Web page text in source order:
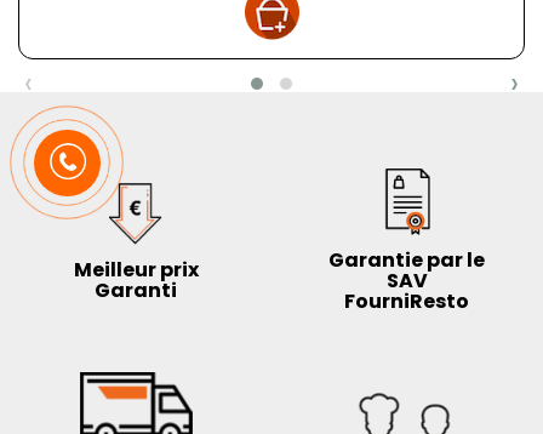
‹ ›
Meilleur prix
Garanti
Garantie par le
SAV
FourniResto